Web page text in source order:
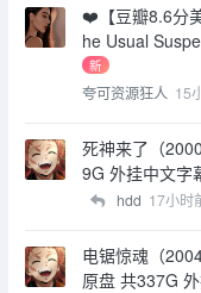
❤️【豆瓣8.6分
he Usual
新
夸可资源狂人 15
死神来了（
9G 外挂中文字
hdd 17小时
电锯惊魂（
原盘 共337G